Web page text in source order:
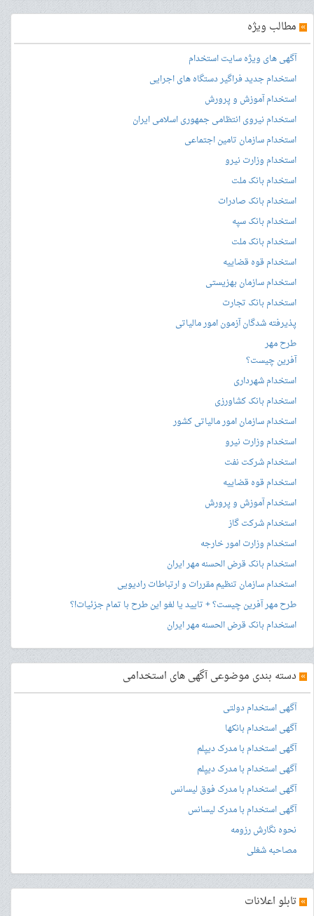
» مطالب ویژه
آگهی های ویژه سایت استخدام
استخدام جدید فراگیر دستگاه های اجرایی
استخدام آموزش و پرورش
استخدام نیروی انتظامی جمهوری اسلامی ایران
استخدام سازمان تامین اجتماعی
استخدام وزارت نیرو
استخدام بانک ملت
استخدام بانک صادرات
استخدام بانک سپه
استخدام بانک ملت
استخدام قوه قضاییه
استخدام سازمان بهزیستی
استخدام بانک تجارت
پذیرفته شدگان آزمون امور مالیاتی
طرح مهر
آفرین چیست؟
استخدام شهرداری
استخدام بانک کشاورزی
استخدام سازمان امور مالیاتی کشور
استخدام وزارت نیرو
استخدام شرکت نفت
استخدام قوه قضاییه
استخدام آموزش و پرورش
استخدام شرکت گاز
استخدام وزارت امور خارجه
استخدام بانک قرض الحسنه مهر ایران
استخدام سازمان تنظیم مقررات و ارتباطات رادیویی
طرح مهر آفرین چیست؟ + تایید یا لغو این طرح با تمام جزئیات!؟
استخدام بانک قرض الحسنه مهر ایران
» دسته بندی موضوعی آگهی های استخدامی
آگهی استخدام دولتی
آگهی استخدام بانکها
آگهی استخدام با مدرک دیپلم
آگهی استخدام با مدرک دیپلم
آگهی استخدام با مدرک فوق لیسانس
آگهی استخدام با مدرک لیسانس
نحوه نگارش رزومه
مصاحبه شغلی
» تابلو اعلانات